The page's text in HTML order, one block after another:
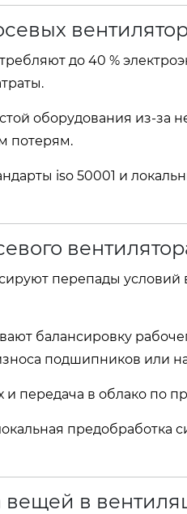
до 40 %
оборудования из‑за
потерям.
iso 50001 и
перепады условий
балансировку
подшипников или
передача в облако по
предобработка
в